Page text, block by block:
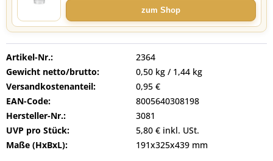
zum Shop
Artikel-Nr.:
2364
Gewicht netto/brutto:
0,50 kg / 1,44 kg
Versandkostenanteil:
0,95 €
EAN-Code:
8005640308198
Hersteller-Nr.:
3081
UVP pro Stück:
5,80 € inkl. USt.
Maße (HxBxL):
191x325x439 mm